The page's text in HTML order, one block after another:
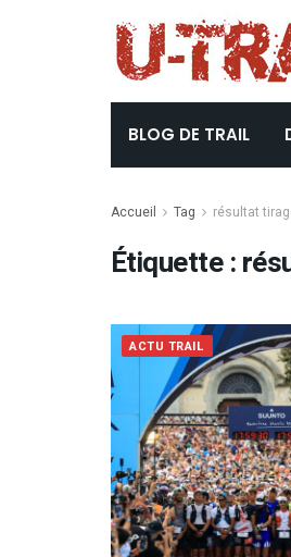
BLOG DE TRAIL
Accueil Tag résultat
Étiquette :
ACTU TRAIL